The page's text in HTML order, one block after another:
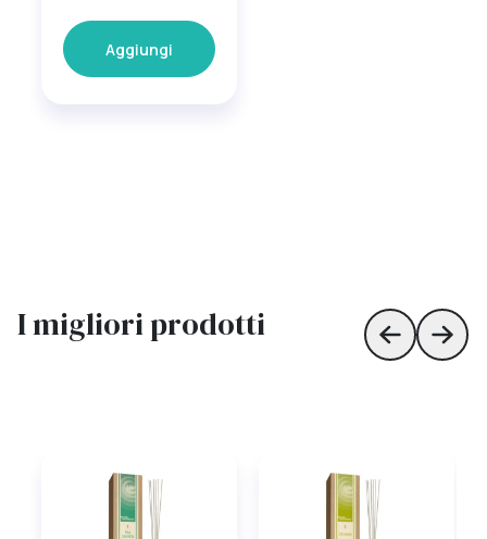
Aggiungi
I migliori prodotti
Skip toSkip